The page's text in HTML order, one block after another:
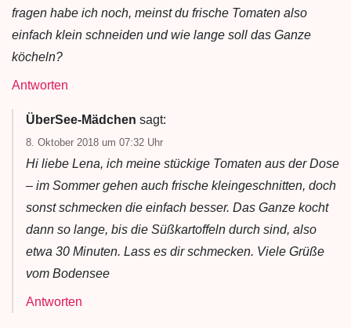
fragen habe ich noch, meinst du frische Tomaten also
einfach klein schneiden und wie lange soll das Ganze
köcheln?
Antworten
ÜberSee-Mädchen sagt:
8. Oktober 2018 um 07:32 Uhr
Hi liebe Lena, ich meine stückige Tomaten aus der Dose
– im Sommer gehen auch frische kleingeschnitten, doch
sonst schmecken die einfach besser. Das Ganze kocht
dann so lange, bis die Süßkartoffeln durch sind, also
etwa 30 Minuten. Lass es dir schmecken. Viele Grüße
vom Bodensee
Antworten